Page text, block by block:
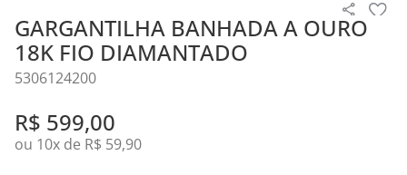
GARGANTILHA BANHADA A OURO
18K FIO DIAMANTADO
5306124200
R$ 599,00
ou 10x de R$ 59,90